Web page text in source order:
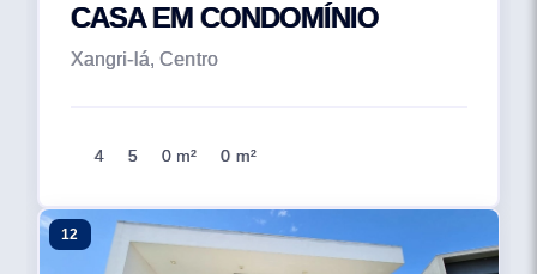
CASA EM CONDOMÍNIO
Xangri-lá, Centro
4 5 0 m² 0 m²
12